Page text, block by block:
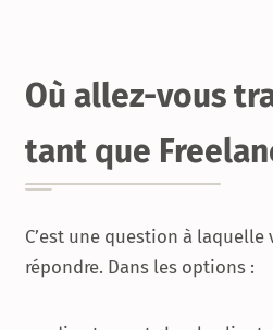
Où allez-vous
tant que
C’est une question à laquelle
répondre. Dans les options :